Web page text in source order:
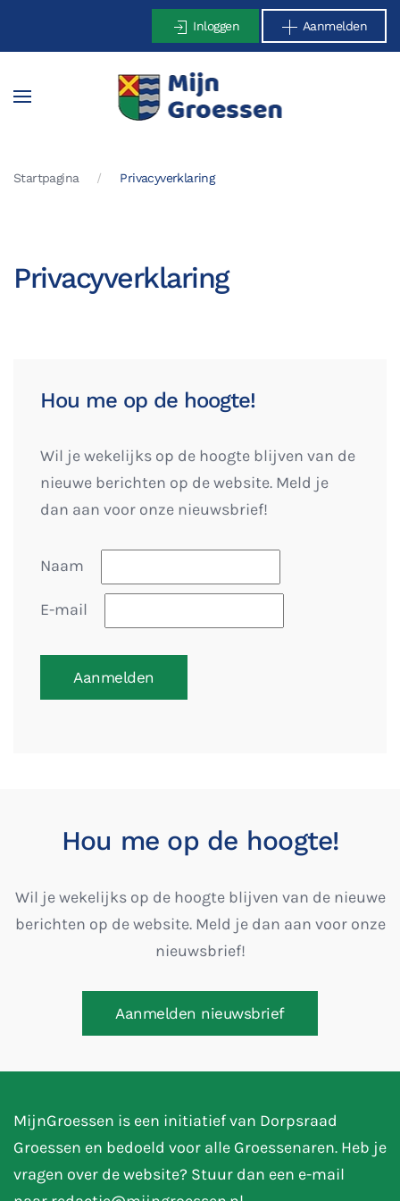
Terug naar hoofdinhoud
Inloggen Aanmelden
Startpagina Privacyverklaring
Privacyverklaring
Hou me op de hoogte!
Wil je wekelijks op de hoogte blijven van de
nieuwe berichten op de website. Meld je
dan aan voor onze nieuwsbrief!
Naam
E-mail
Aanmelden
Hou me op de hoogte!
Wil je wekelijks op de hoogte blijven van de nieuwe
berichten op de website. Meld je dan aan voor onze
nieuwsbrief!
Aanmelden nieuwsbrief
MijnGroessen is een initiatief van Dorpsraad
Groessen en bedoeld voor alle Groessenaren. Heb je
vragen over de website? Stuur dan een e-mail